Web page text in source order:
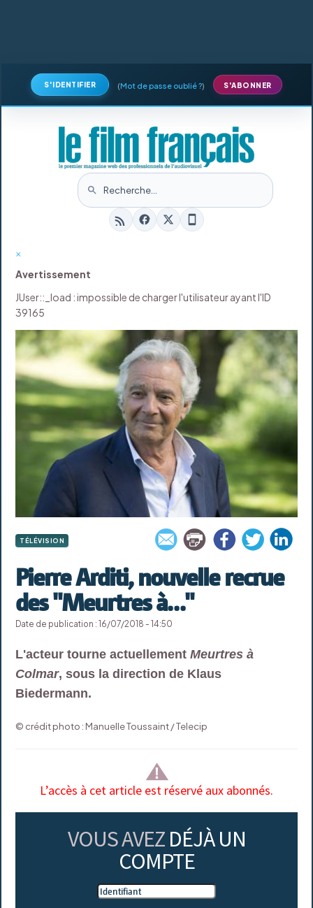
S'IDENTIFIER (Mot de passe oublié ?) S'ABONNER
×
Avertissement
JUser::_load : impossible de charger l'utilisateur ayant l'ID
39165
TÉLÉVISION
Pierre Arditi, nouvelle recrue
des "Meurtres à…"
Date de publication : 16/07/2018 - 14:50
L'acteur tourne actuellementMeurtres à
Colmar, sous la direction de Klaus
Biedermann.
© crédit photo : Manuelle Toussaint / Telecip
L’accès à cet article est réservé aux abonnés.
VOUS AVEZ DÉJÀ UN
COMPTE